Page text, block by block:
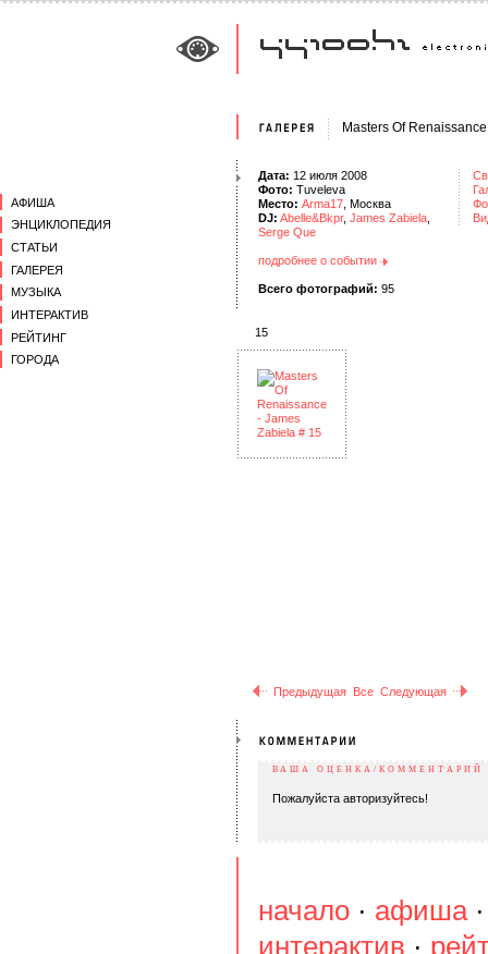
АФИША
ЭНЦИКЛОПЕДИЯ
СТАТЬИ
ГАЛЕРЕЯ
МУЗЫКА
ИНТЕРАКТИВ
РЕЙТИНГ
ГОРОДА
Masters Of
Дата: 12 июля 2008
Фото: Tuveleva
Место: Arma17 , Москва
DJ: Abelle&Bkpr, James Zabiela
Serge Que
подробнее о событии
Всего фотографий: 95
15
Предыдущая Все Следующая
ВАША ОЦЕНКА/КОММЕНТАРИЙ
Пожалуйста авторизуйтесь!
начало · афиша
интерактив ·